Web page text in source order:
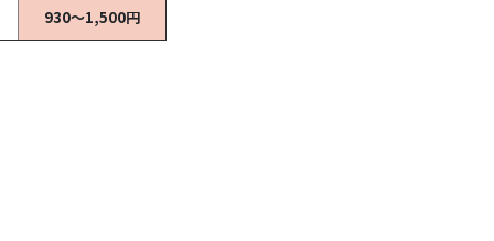
930～1,500円